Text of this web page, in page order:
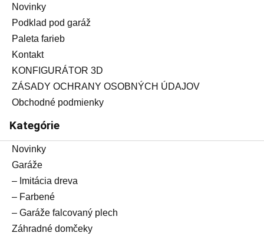
Novinky
Podklad pod garáž
Paleta farieb
Kontakt
KONFIGURÁTOR 3D
ZÁSADY OCHRANY OSOBNÝCH ÚDAJOV
Obchodné podmienky
Kategórie
Novinky
Garáže
– Imitácia dreva
– Farbené
– Garáže falcovaný plech
Záhradné domčeky